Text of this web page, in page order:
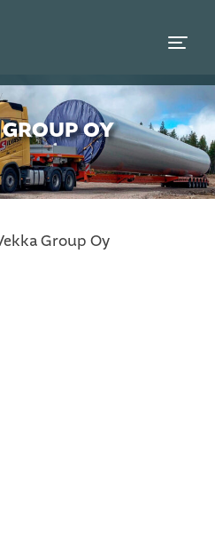
OY
Group Oy